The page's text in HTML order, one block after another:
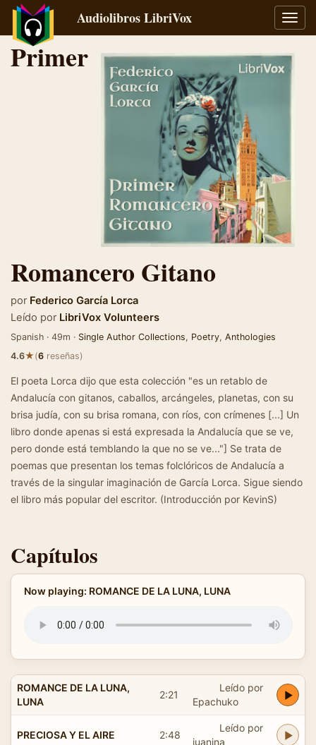
Audiolibros LibriVox
Primer
Romancero Gitano
por Federico García Lorca
Leído por LibriVox Volunteers
Spanish · 49m · Single Author Collections, Poetry, Anthologies
4.6★(6 reseñas)
El poeta Lorca dijo que esta colección "es un retablo de
Andalucía con gitanos, caballos, arcángeles, planetas, con su
brisa judía, con su brisa romana, con ríos, con crímenes [...] Un
libro donde apenas si está expresada la Andalucía que se ve,
pero donde está temblando la que no se ve..."] Se trata de
poemas que presentan los temas folclóricos de Andalucía a
través de la singular imaginación de García Lorca. Sigue siendo
el libro más popular del escritor. (Introducción por KevinS)
Capítulos
Now playing: ROMANCE DE LA LUNA, LUNA
ROMANCE DE LA LUNA,
LUNA
2:21
Leído por
Epachuko
PRECIOSA Y EL AIRE 2:48
Leído por
juanina